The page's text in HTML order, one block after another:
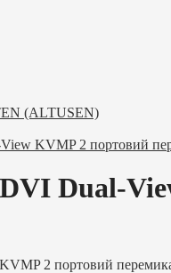
(ALTUSEN)
KVMP 2 портовий
Dual-
2 портовий